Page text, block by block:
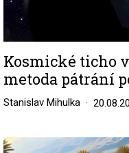
Kosmické ticho
metoda pátrání
Stanislav Mihulka
Image